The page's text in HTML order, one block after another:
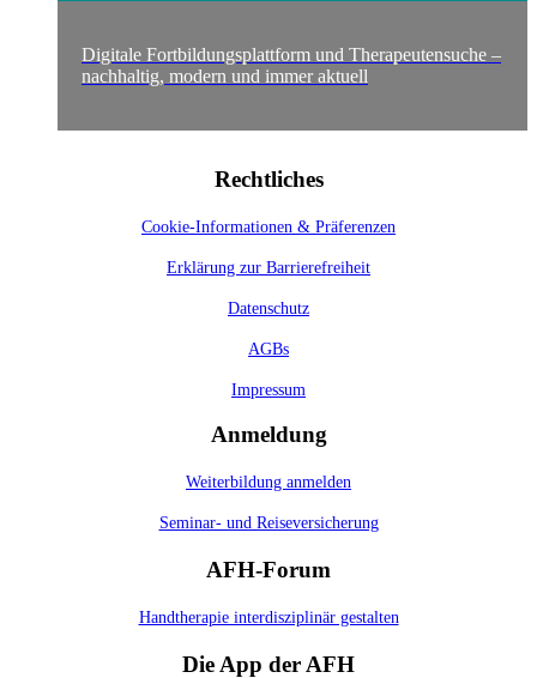
Digitale Fortbildungsplattform und Therapeutensuche –
nachhaltig, modern und immer aktuell
Rechtliches
Cookie-Informationen & Präferenzen
Erklärung zur Barrierefreiheit
Datenschutz
AGBs
Impressum
Anmeldung
Weiterbildung anmelden
Seminar- und Reiseversicherung
AFH-Forum
Handtherapie interdisziplinär gestalten
Die App der AFH